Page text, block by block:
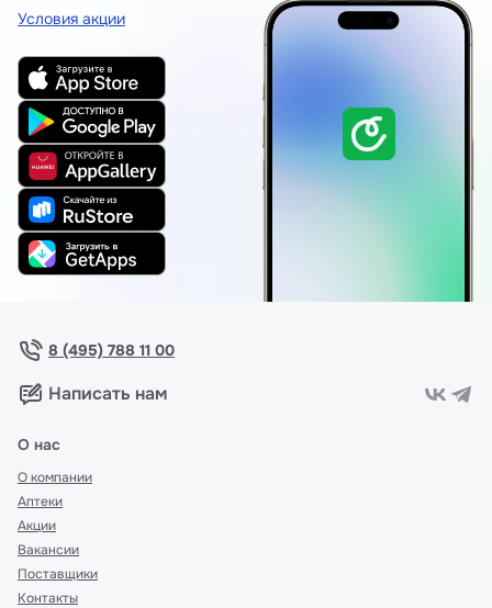
Условия акции
8 (495) 788 11 00
Написать нам
О нас
О компании
Аптеки
Акции
Вакансии
Поставщики
Контакты